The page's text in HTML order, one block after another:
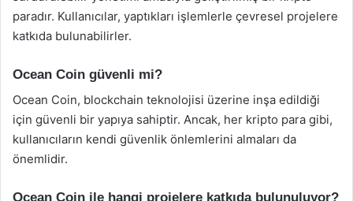
paradır. Kullanıcılar, yaptıkları işlemlerle çevresel projelere
katkıda bulunabilirler.
Ocean Coin güvenli mi?
Ocean Coin, blockchain teknolojisi üzerine inşa edildiği
için güvenli bir yapıya sahiptir. Ancak, her kripto para gibi,
kullanıcıların kendi güvenlik önlemlerini almaları da
önemlidir.
Ocean Coin ile hangi projelere katkıda bulunuluyor?